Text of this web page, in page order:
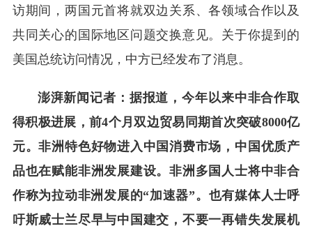
访期间，两国元首将就双边关系、各领域合作以及
共同关心的国际地区问题交换意见。关于你提到的
美国总统访问情况，中方已经发布了消息。
澎湃新闻记者：据报道，今年以来中非合作取
得积极进展，前4个月双边贸易同期首次突破8000亿
元。非洲特色好物进入中国消费市场，中国优质产
品也在赋能非洲发展建设。非洲多国人士将中非合
作称为拉动非洲发展的“加速器”。也有媒体人士呼
吁斯威士兰尽早与中国建交，不要一再错失发展机